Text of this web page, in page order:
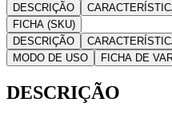
DESCRIÇÃO
FICHA (SKU)
DESCRIÇÃO
MODO DE USO
FICHA DE
DESCRIÇÃO